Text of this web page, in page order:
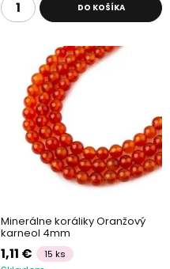
DO KOŠÍKA
Minerálne koráliky Oranžový
karneol 4mm
1,11 € 15 ks